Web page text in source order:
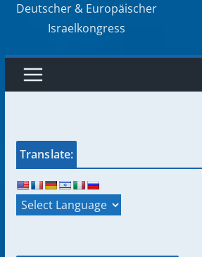
Deutscher & Europäischer
Israelkongress
Translate: